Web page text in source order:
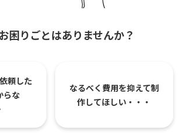
困りごとはありませんか？
頼した
らな
なるべく費用を抑えて制
作してほしい・・・